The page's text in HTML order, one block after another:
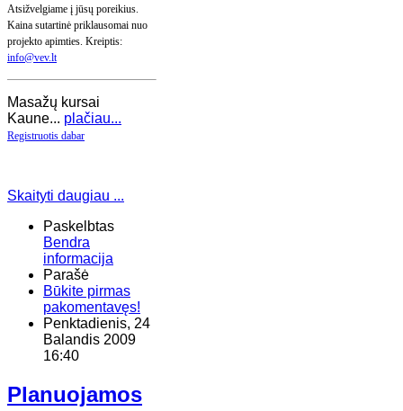
Atsižvelgiame į jūsų poreikius.
Kaina sutartinė priklausomai nuo
projekto apimties. Kreiptis:
info@vev.lt
Masažų kursai
Kaune... plačiau...
Registruotis dabar
Skaityti daugiau ...
Paskelbtas
Bendra
informacija
Parašė
Būkite pirmas
pakomentavęs!
Penktadienis, 24
Balandis 2009
16:40
Planuojamos